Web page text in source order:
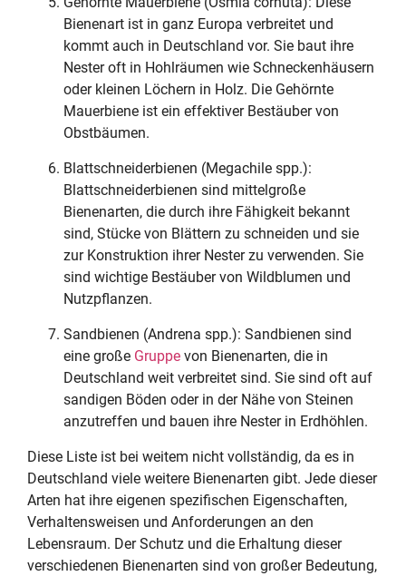
Bienenart ist in ganz Europa verbreitet und
kommt auch in Deutschland vor. Sie baut ihre
Nester oft in Hohlräumen wie Schneckenhäusern
oder kleinen Löchern in Holz. Die Gehörnte
Mauerbiene ist ein effektiver Bestäuber von
Obstbäumen.
Blattschneiderbienen (Megachile spp.):
Blattschneiderbienen sind mittelgroße
Bienenarten, die durch ihre Fähigkeit bekannt
sind, Stücke von Blättern zu schneiden und sie
zur Konstruktion ihrer Nester zu verwenden. Sie
sind wichtige Bestäuber von Wildblumen und
Nutzpflanzen.
Sandbienen (Andrena spp.): Sandbienen sind
eine große Gruppe von Bienenarten, die in
Deutschland weit verbreitet sind. Sie sind oft auf
sandigen Böden oder in der Nähe von Steinen
anzutreffen und bauen ihre Nester in Erdhöhlen.
Diese Liste ist bei weitem nicht vollständig, da es in
Deutschland viele weitere Bienenarten gibt. Jede dieser
Arten hat ihre eigenen spezifischen Eigenschaften,
Verhaltensweisen und Anforderungen an den
Lebensraum. Der Schutz und die Erhaltung dieser
verschiedenen Bienenarten sind von großer Bedeutung,